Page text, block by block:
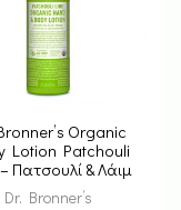
Organic
Lotion Patchouli
Πατσουλί & Λάιμ
Dr. Bronner’s